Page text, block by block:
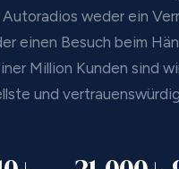
weder ein
einen Besuch beim
Million Kunden sind
und